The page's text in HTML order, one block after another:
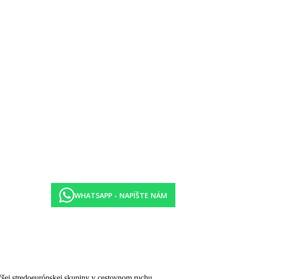
7 dní). Táto taxa nie je zahrnutá v cene zájazdu a musí byť uhradená klientom
WHATSAPP - NAPÍŠTE NÁM